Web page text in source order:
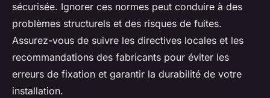
sécurisée. Ignorer ces normes peut conduire à des
problèmes structurels et des risques de fuites.
Assurez-vous de suivre les directives locales et les
recommandations des fabricants pour éviter les
erreurs de fixation et garantir la durabilité de votre
installation.